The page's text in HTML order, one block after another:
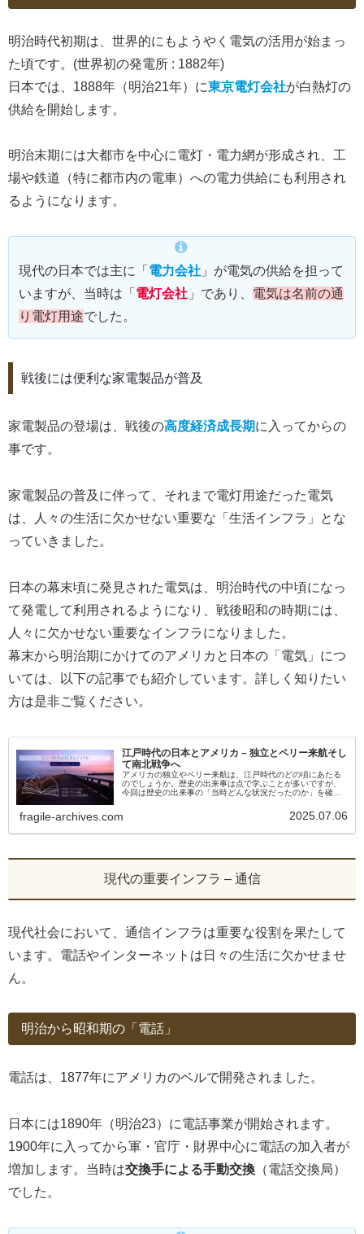
明治時代初期は、世界的にもようやく電気の活用が始まっ
た頃です。(世界初の発電所 : 1882年)
日本では、1888年（明治21年）に東京電灯会社が白熱灯の
供給を開始します。
明治末期には大都市を中心に電灯・電力網が形成され、工
場や鉄道（特に都市内の電車）への電力供給にも利用され
るようになります。
現代の日本では主に「 電力会社 」が電気の供給を担って
いますが、当時は「 電灯会社 」であり、 電気は名前の通
り電灯用途でした。
戦後には便利な家電製品が普及
家電製品の登場は、戦後の高度経済成長期に入ってからの
事です。
家電製品の普及に伴って、それまで電灯用途だった電気
は、人々の生活に欠かせない重要な「生活インフラ」とな
っていきました。
日本の幕末頃に発見された電気は、明治時代の中頃になっ
て発電して利用されるようになり、戦後昭和の時期には、
人々に欠かせない重要なインフラになりました。
幕末から明治期にかけてのアメリカと日本の「電気」につ
いては、以下の記事でも紹介しています。詳しく知りたい
方は是非ご覧ください。
江戸時代の日本とアメリカ – 独立とペリー来航そし
て南北戦争へ
アメリカの独立やペリー来航は、江戸時代のどの頃にあたる
のでしょうか。歴史の出来事は点で学ぶことが多いですが、
今回は歴史の出来事の「当時どんな状況だったのか」を確認
fragile-archives.com 2025.07.06
現代の重要インフラ – 通信
現代社会において、通信インフラは重要な役割を果たして
います。電話やインターネットは日々の生活に欠かせませ
ん。
明治から昭和期の「電話」
電話は、1877年にアメリカのベルで開発されました。
日本には1890年（明治23）に電話事業が開始されます。
1900年に入ってから軍・官庁・財界中心に電話の加入者が
増加します。当時は交換手による手動交換 （電話交換局）
でした。